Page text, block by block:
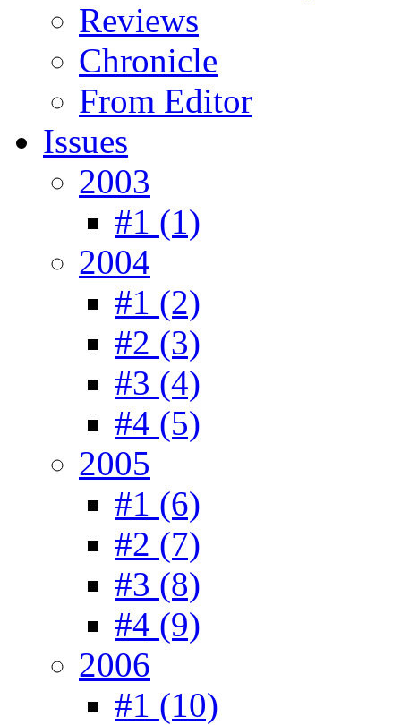
Reviews
Chronicle
From Editor
Issues
2003
#1 (1)
2004
#1 (2)
#2 (3)
#3 (4)
#4 (5)
2005
#1 (6)
#2 (7)
#3 (8)
#4 (9)
2006
#1 (10)